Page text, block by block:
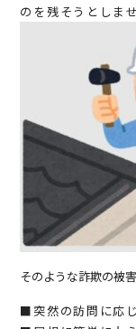
のを残そうとしませ
そのような詐欺の被
■突然の訪問に応